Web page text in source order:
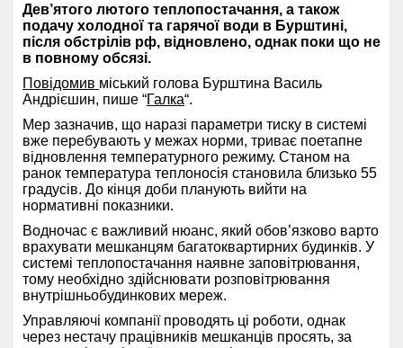
Дев’ятого лютого теплопостачання, а також
подачу холодної та гарячої води в Бурштині,
після обстрілів рф, відновлено, однак поки що не
в повному обсязі.
Повідомив міський голова Бурштина Василь
Андрієшин, пише “Галка“.
Мер зазначив, що наразі параметри тиску в системі
вже перебувають у межах норми, триває поетапне
відновлення температурного режиму. Станом на
ранок температура теплоносія становила близько 55
градусів. До кінця доби планують вийти на
нормативні показники.
Водночас є важливий нюанс, який обов’язково варто
врахувати мешканцям багатоквартирних будинків. У
системі теплопостачання наявне заповітрювання,
тому необхідно здійснювати розповітрювання
внутрішньобудинкових мереж.
Управляючі компанії проводять ці роботи, однак
через нестачу працівників мешканців просять, за